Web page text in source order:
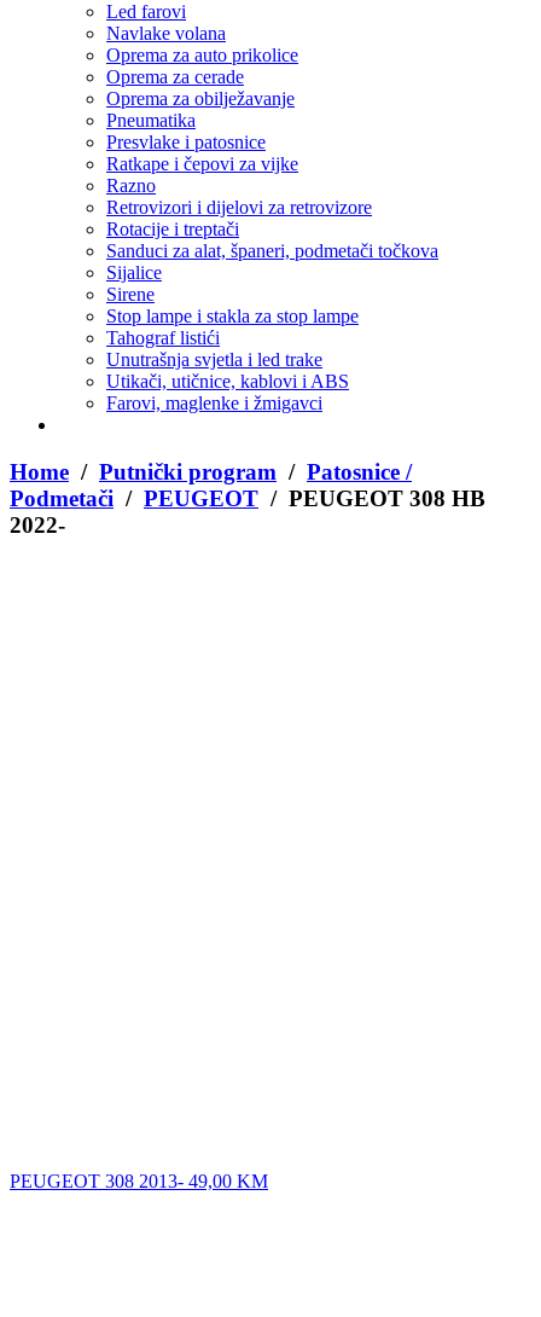
Led farovi
Navlake volana
Oprema za auto prikolice
Oprema za cerade
Oprema za obilježavanje
Pneumatika
Presvlake i patosnice
Ratkape i čepovi za vijke
Razno
Retrovizori i dijelovi za retrovizore
Rotacije i treptači
Sanduci za alat, španeri, podmetači točkova
Sijalice
Sirene
Stop lampe i stakla za stop lampe
Tahograf listići
Unutrašnja svjetla i led trake
Utikači, utičnice, kablovi i ABS
Farovi, maglenke i žmigavci
Home / Putnički program / Patosnice /
Podmetači / PEUGEOT / PEUGEOT 308 HB
2022-
PEUGEOT 308 2013- 49,00 KM